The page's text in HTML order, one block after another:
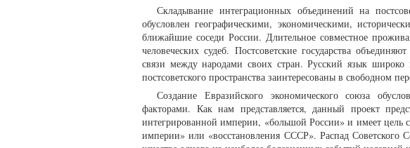
Складывание интеграционных объединений на
обусловлен географическими, экономическими,
ближайшие соседи России. Длительное совместное
человеческих судеб. Постсоветские государства
связи между народами своих стран. Русский язык
постсоветского пространства заинтересованы в свободном
Создание Евразийского экономического союза
факторами. Как нам представляется, данный проект
интегрированной империи, «большой России» и имеет цель
империи» или «восстановления СССР». Распад Советского